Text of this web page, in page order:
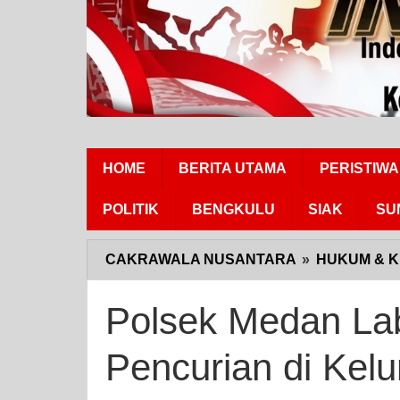
HOME BERITA UTAMA PERISTIWA
POLITIK BENGKULU SIAK
CAKRAWALA NUSANTARA » HUKUM &
Polsek Medan
Pencurian di